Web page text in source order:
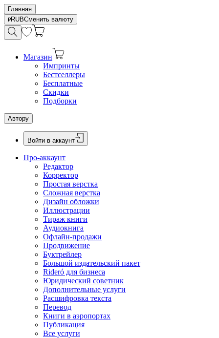
Главная
RUBСменить валюту
Магазин
Импринты
Бестселлеры
Бесплатные
Скидки
Подборки
Автору
Войти в аккаунт
Про-аккаунт
Редактор
Корректор
Простая верстка
Сложная верстка
Дизайн обложки
Иллюстрации
Тираж книги
Аудиокнига
Офлайн-продажи
Продвижение
Буктрейлер
Большой издательский пакет
Rideró для бизнеса
Юридический советник
Дополнительные услуги
Расшифровка текста
Перевод
Книги в аэропортах
Публикация
Все услуги